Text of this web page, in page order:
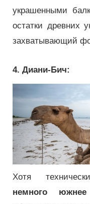
украшенными
остатки древних
захватывающий
4. Диани-Бич:
Хотя
немного